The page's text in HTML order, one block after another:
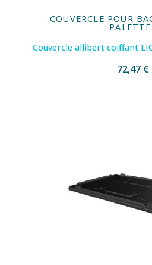
COUVERCLE POUR
Couvercle allibert coiffant
72,47 €